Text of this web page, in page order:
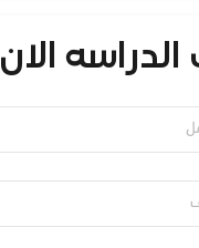
الان